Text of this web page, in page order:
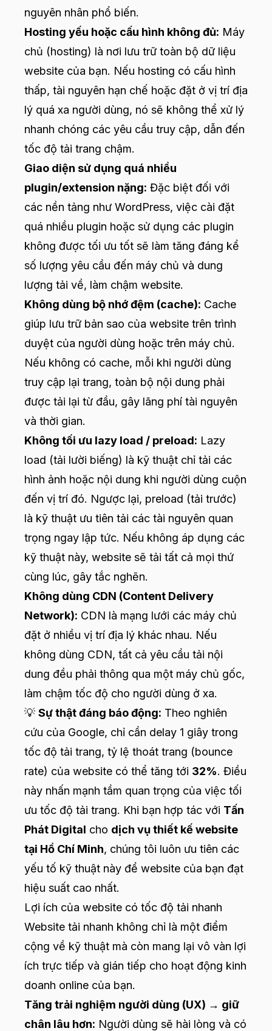
nguyên nhân phổ biến.
Hosting yếu hoặc cấu hình không đủ: Máy
chủ (hosting) là nơi lưu trữ toàn bộ dữ liệu
website của bạn. Nếu hosting có cấu hình
thấp, tài nguyên hạn chế hoặc đặt ở vị trí địa
lý quá xa người dùng, nó sẽ không thể xử lý
nhanh chóng các yêu cầu truy cập, dẫn đến
tốc độ tải trang chậm.
Giao diện sử dụng quá nhiều
plugin/extension nặng: Đặc biệt đối với
các nền tảng như WordPress, việc cài đặt
quá nhiều plugin hoặc sử dụng các plugin
không được tối ưu tốt sẽ làm tăng đáng kể
số lượng yêu cầu đến máy chủ và dung
lượng tải về, làm chậm website.
Không dùng bộ nhớ đệm (cache): Cache
giúp lưu trữ bản sao của website trên trình
duyệt của người dùng hoặc trên máy chủ.
Nếu không có cache, mỗi khi người dùng
truy cập lại trang, toàn bộ nội dung phải
được tải lại từ đầu, gây lãng phí tài nguyên
và thời gian.
Không tối ưu lazy load / preload: Lazy
load (tải lười biếng) là kỹ thuật chỉ tải các
hình ảnh hoặc nội dung khi người dùng cuộn
đến vị trí đó. Ngược lại, preload (tải trước)
là kỹ thuật ưu tiên tải các tài nguyên quan
trọng ngay lập tức. Nếu không áp dụng các
kỹ thuật này, website sẽ tải tất cả mọi thứ
cùng lúc, gây tắc nghẽn.
Không dùng CDN (Content Delivery
Network): CDN là mạng lưới các máy chủ
đặt ở nhiều vị trí địa lý khác nhau. Nếu
không dùng CDN, tất cả yêu cầu tải nội
dung đều phải thông qua một máy chủ gốc,
làm chậm tốc độ cho người dùng ở xa.
💡 Sự thật đáng báo động: Theo nghiên
cứu của Google, chỉ cần delay 1 giây trong
tốc độ tải trang, tỷ lệ thoát trang (bounce
rate) của website có thể tăng tới 32%. Điều
này nhấn mạnh tầm quan trọng của việc tối
ưu tốc độ tải trang. Khi bạn hợp tác với Tấn
Phát Digital cho dịch vụ thiết kế website
tại Hồ Chí Minh, chúng tôi luôn ưu tiên các
yếu tố kỹ thuật này để website của bạn đạt
hiệu suất cao nhất.
Lợi ích của website có tốc độ tải nhanh
Website tải nhanh không chỉ là một điểm
cộng về kỹ thuật mà còn mang lại vô vàn lợi
ích trực tiếp và gián tiếp cho hoạt động kinh
doanh online của bạn.
Tăng trải nghiệm người dùng (UX) → giữ
chân lâu hơn: Người dùng sẽ hài lòng và có